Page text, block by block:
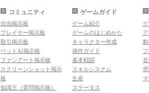
コミュニティ
自由掲示板
プレイヤー掲示板
取引掲示板
ペットAI掲示板
ファンアート掲示板
スクリーンショット掲示
板
知識王（質問掲示板）
ゲームガイド
ゲーム紹介
ゲームのはじめかた
キャラクター作成
操作ガイド
基本戦闘
スキルシステム
生産
ステータス